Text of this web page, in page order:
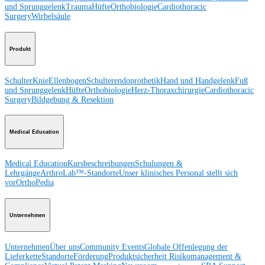
und SprunggelenkTraumaHüfteOrthobiologieCardiothoracic
SurgeryWirbelsäule
Produkt
SchulterKnieEllenbogenSchulterendoprothetikHand und HandgelenkFuß
und SprunggelenkHüfteOrthobiologieHerz-ThoraxchirurgieCardiothoracic
SurgeryBildgebung & Resektion
Medical Education
Medical EducationKursbeschreibungenSchulungen &
LehrgängeArthroLab™-StandorteUnser klinisches Personal stellt sich
vorOrthoPedia
Unternehmen
UnternehmenÜber unsCommunity EventsGlobale Offenlegung der
LieferketteStandorteFörderungProduktsicherheit Risikomanagement &